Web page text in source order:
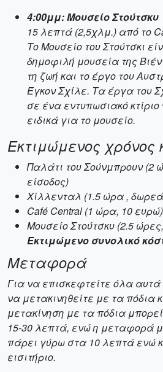
4:00μμ: Μουσείο Στούτσκυ
15 λεπτά (2,5χλμ.) από το
Το Μουσείο του Στούτσκι
δημοφιλή μουσεία της
τη ζωή και το έργο του
Έγκον Σχίλε. Τα έργα του
σε ένα εντυπωσιακό
ειδικά για το μουσείο.
Εκτιμώμενος χρόνος
Παλάτι του Σούνμπρουν (2
είσοδος)
Χίλλενταλ (1.5 ώρα ,
Café Central (1 ώρα, 10 ευρώ)
Μουσείο Στούτσκυ (2.5
Εκτιμώμενο συνολικό
Μεταφορά
Για να επισκεφτείτε όλα
να μετακινηθείτε με τα πόδια
μετακίνηση με τα πόδια
15-30 λεπτά, ενώ η μεταφορά
πάρει γύρω στα 10 λεπτά ενώ
εισιτήριο.